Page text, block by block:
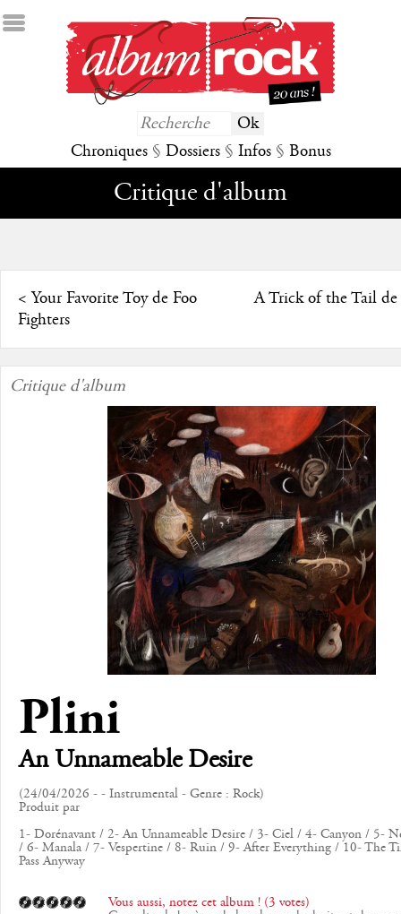
Chroniques § Dossiers § Infos § Bonus
Critique d'album
< Your Favorite Toy de Foo
Fighters
A Trick of the Tail de
Critique d'album
Plini
An Unnameable Desire
(24/04/2026 - - Instrumental - Genre : Rock)
Produit par
1- Dorénavant / 2- An Unnameable Desire / 3- Ciel / 4- Canyon / 5-
/ 6- Manala / 7- Vespertine / 8- Ruin / 9- After Everything / 10- The
Pass Anyway
Vous aussi, notez cet album ! (3 votes)